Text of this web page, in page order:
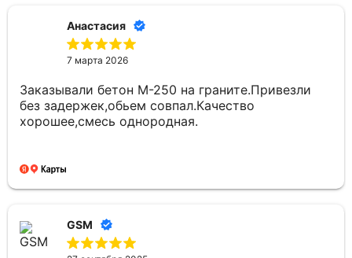
Анастасия
7 марта 2026
Заказывали бетон М-250 на граните.Привезли
без задержек,обьем совпал.Качество
хорошее,смесь однородная.
GSM